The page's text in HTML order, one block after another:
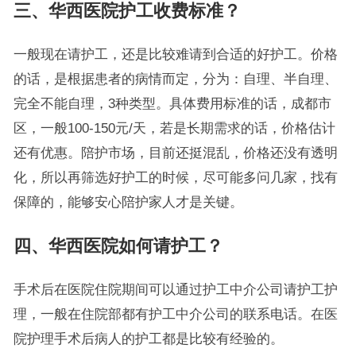
三、华西医院护工收费标准？
一般现在请护工，还是比较难请到合适的好护工。价格
的话，是根据患者的病情而定，分为：自理、半自理、
完全不能自理，3种类型。具体费用标准的话，成都市
区，一般100-150元/天，若是长期需求的话，价格估计
还有优惠。陪护市场，目前还挺混乱，价格还没有透明
化，所以再筛选好护工的时候，尽可能多问几家，找有
保障的，能够安心陪护家人才是关键。
四、华西医院如何请护工？
手术后在医院住院期间可以通过护工中介公司请护工护
理，一般在住院部都有护工中介公司的联系电话。在医
院护理手术后病人的护工都是比较有经验的。